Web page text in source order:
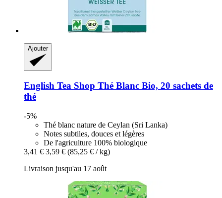
Ajouter
English Tea Shop Thé Blanc Bio, 20 sachets de
thé
-5%
Thé blanc nature de Ceylan (Sri Lanka)
Notes subtiles, douces et légères
De l'agriculture 100% biologique
3,41 € 3,59 € (85,25 € / kg)
Livraison jusqu'au 17 août